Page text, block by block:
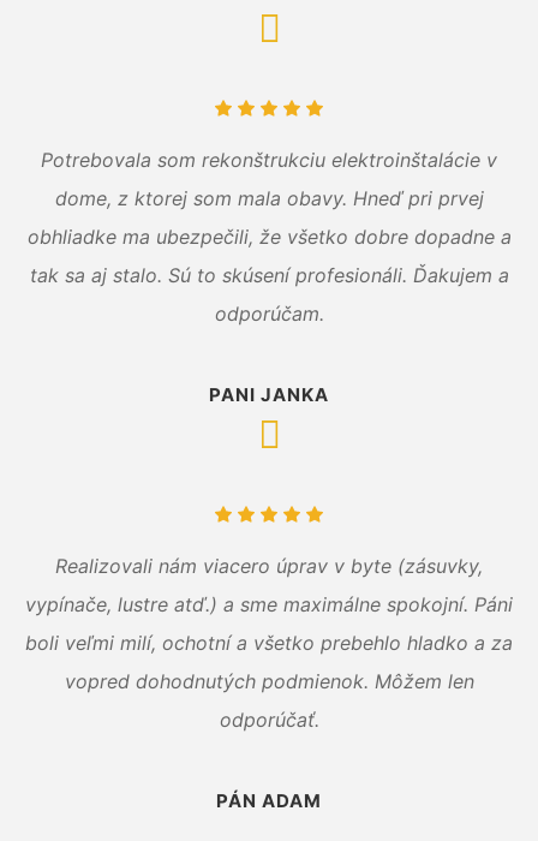
Potrebovala som rekonštrukciu elektroinštalácie v
dome, z ktorej som mala obavy. Hneď pri prvej
obhliadke ma ubezpečili, že všetko dobre dopadne a
tak sa aj stalo. Sú to skúsení profesionáli. Ďakujem a
odporúčam.
PANI JANKA
Realizovali nám viacero úprav v byte (zásuvky,
vypínače, lustre atď.) a sme maximálne spokojní. Páni
boli veľmi milí, ochotní a všetko prebehlo hladko a za
vopred dohodnutých podmienok. Môžem len
odporúčať.
PÁN ADAM